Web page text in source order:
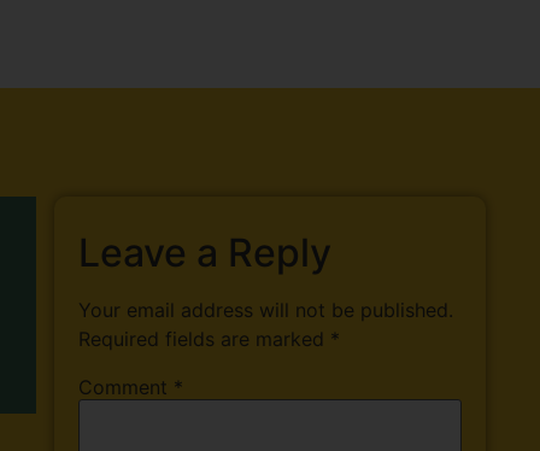
Leave a Reply
Your email address will not be published.
Required fields are marked *
Comment *